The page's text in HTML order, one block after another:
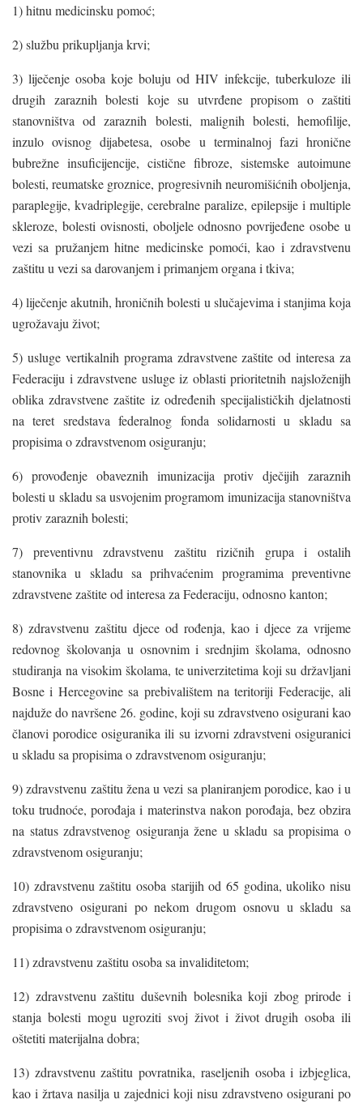
1) hitnu medicinsku pomoć;
2) službu prikupljanja krvi;
3) liječenje osoba koje boluju od HIV infekcije, tuberkuloze ili
drugih zaraznih bolesti koje su utvrđene propisom o zaštiti
stanovništva od zaraznih bolesti, malignih bolesti, hemofilije,
inzulo ovisnog dijabetesa, osobe u terminalnoj fazi hronične
bubrežne insuficijencije, cistične fibroze, sistemske autoimune
bolesti, reumatske groznice, progresivnih neuromišićnih oboljenja,
paraplegije, kvadriplegije, cerebralne paralize, epilepsije i multiple
skleroze, bolesti ovisnosti, oboljele odnosno povrijeđene osobe u
vezi sa pružanjem hitne medicinske pomoći, kao i zdravstvenu
zaštitu u vezi sa darovanjem i primanjem organa i tkiva;
4) liječenje akutnih, hroničnih bolesti u slučajevima i stanjima koja
ugrožavaju život;
5) usluge vertikalnih programa zdravstvene zaštite od interesa za
Federaciju i zdravstvene usluge iz oblasti prioritetnih najsloženijh
oblika zdravstvene zaštite iz određenih specijalističkih djelatnosti
na teret sredstava federalnog fonda solidarnosti u skladu sa
propisima o zdravstvenom osiguranju;
6) provođenje obaveznih imunizacija protiv dječijih zaraznih
bolesti u skladu sa usvojenim programom imunizacija stanovništva
protiv zaraznih bolesti;
7) preventivnu zdravstvenu zaštitu rizičnih grupa i ostalih
stanovnika u skladu sa prihvaćenim programima preventivne
zdravstvene zaštite od interesa za Federaciju, odnosno kanton;
8) zdravstvenu zaštitu djece od rođenja, kao i djece za vrijeme
redovnog školovanja u osnovnim i srednjim školama, odnosno
studiranja na visokim školama, te univerzitetima koji su državljani
Bosne i Hercegovine sa prebivalištem na teritoriji Federacije, ali
najduže do navršene 26. godine, koji su zdravstveno osigurani kao
članovi porodice osiguranika ili su izvorni zdravstveni osiguranici
u skladu sa propisima o zdravstvenom osiguranju;
9) zdravstvenu zaštitu žena u vezi sa planiranjem porodice, kao i u
toku trudnoće, porođaja i materinstva nakon porođaja, bez obzira
na status zdravstvenog osiguranja žene u skladu sa propisima o
zdravstvenom osiguranju;
10) zdravstvenu zaštitu osoba starijih od 65 godina, ukoliko nisu
zdravstveno osigurani po nekom drugom osnovu u skladu sa
propisima o zdravstvenom osiguranju;
11) zdravstvenu zaštitu osoba sa invaliditetom;
12) zdravstvenu zaštitu duševnih bolesnika koji zbog prirode i
stanja bolesti mogu ugroziti svoj život i život drugih osoba ili
oštetiti materijalna dobra;
13) zdravstvenu zaštitu povratnika, raseljenih osoba i izbjeglica,
kao i žrtava nasilja u zajednici koji nisu zdravstveno osigurani po